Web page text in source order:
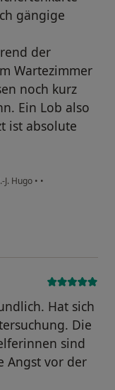
gängige
der
Wartezimmer
noch kurz
Ein Lob also
ist absolute
J. Hugo • •
Hat sich
Die
sind
Angst vor der